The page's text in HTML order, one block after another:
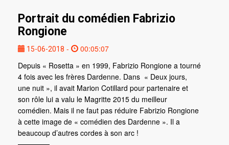
Portrait du comédien Fabrizio
Rongione
15-06-2018 -
00:05:07
Depuis « Rosetta » en 1999, Fabrizio Rongione a tourné
4 fois avec les frères Dardenne. Dans « Deux jours,
une nuit », il avait Marion Cotillard pour partenaire et
son rôle lui a valu le Magritte 2015 du meilleur
comédien. Mais il ne faut pas réduire Fabrizio Rongione
à cette image de « comédien des Dardenne ». Il a
beaucoup d’autres cordes à son arc !